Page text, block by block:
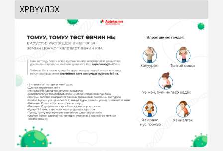
ХӨРВҮҮЛЭХ